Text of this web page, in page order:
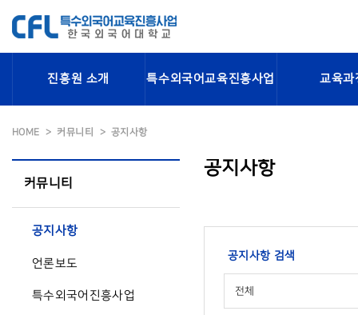
진흥원 소개 특수외국어교육진흥사업 교육과
HOME 커뮤니티 공지사항
커뮤니티
공지사항
언론보도
특수외국어진흥사업
공지사항
공지사항 검색
전체